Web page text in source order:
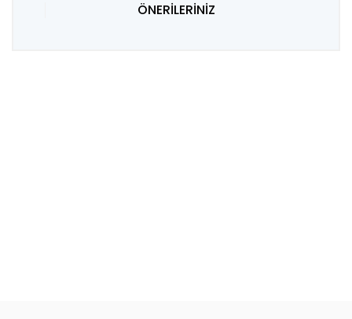
ÖNERİLERİNİZ